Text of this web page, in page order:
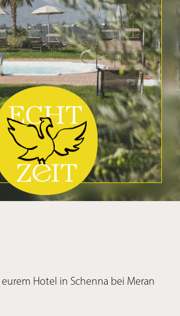
Hotel in Schenna bei Meran